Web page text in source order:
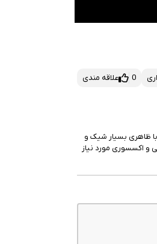
علاقه مندی
کیف دستی Lention PCB-M372 با ظاهری بسیار شیک و
مناسب برای حمل انواع لوازم جانبی و اکسسوری مورد نیاز